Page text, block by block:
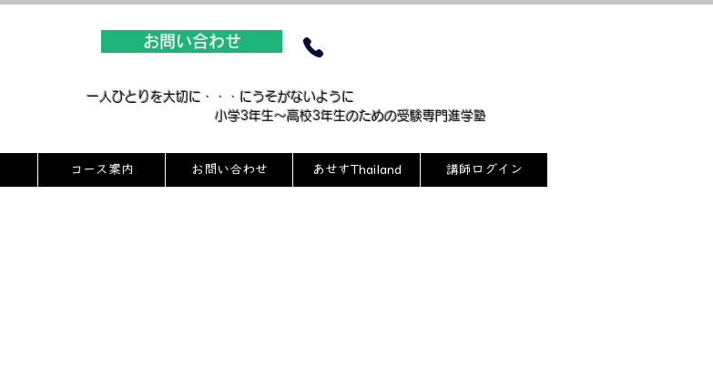
お問い合わせ
​一人ひとりを大切に・・・にうそがないように
​小学3年生～高校3年生のための受験専門進学塾
コース案内 お問い合わせ あせすThailand 講師ログイン